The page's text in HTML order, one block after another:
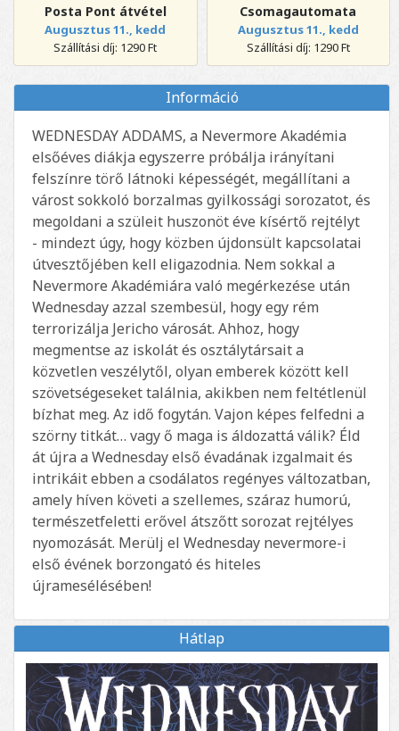
Posta Pont átvétel
Augusztus 11., kedd
Szállítási díj: 1290 Ft
Csomagautomata
Augusztus 11., kedd
Szállítási díj: 1290 Ft
Információ
WEDNESDAY ADDAMS, a Nevermore Akadémia
elsőéves diákja egyszerre próbálja irányítani
felszínre törő látnoki képességét, megállítani a
várost sokkoló borzalmas gyilkossági sorozatot, és
megoldani a szüleit huszonöt éve kísértő rejtélyt
- mindezt úgy, hogy közben újdonsült kapcsolatai
útvesztőjében kell eligazodnia. Nem sokkal a
Nevermore Akadémiára való megérkezése után
Wednesday azzal szembesül, hogy egy rém
terrorizálja Jericho városát. Ahhoz, hogy
megmentse az iskolát és osztálytársait a
közvetlen veszélytől, olyan emberek között kell
szövetségeseket találnia, akikben nem feltétlenül
bízhat meg. Az idő fogytán. Vajon képes felfedni a
szörny titkát… vagy ő maga is áldozattá válik? Éld
át újra a Wednesday első évadának izgalmait és
intrikáit ebben a csodálatos regényes változatban,
amely híven követi a szellemes, száraz humorú,
természetfeletti erővel átszőtt sorozat rejtélyes
nyomozását. Merülj el Wednesday nevermore-i
első évének borzongató és hiteles
újramesélésében!
Hátlap